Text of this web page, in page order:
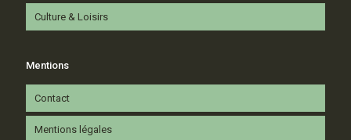
Culture & Loisirs
Mentions
Contact
Mentions légales